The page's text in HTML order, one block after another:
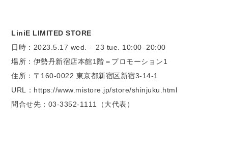
LiniE LIMITED STORE
日時：2023.5.17 wed. – 23 tue. 10:00–20:00
場所：伊勢丹新宿店本館1階＝プロモーション1
住所：〒160-0022 東京都新宿区新宿3-14-1
URL：https://www.mistore.jp/store/shinjuku.html
問合せ先：03-3352-1111（大代表）